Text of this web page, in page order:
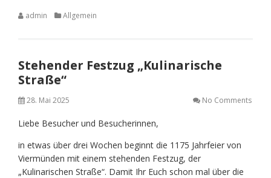
admin Allgemein
Stehender Festzug „Kulinarische
Straße“
28. Mai 2025 No Comments
Liebe Besucher und Besucherinnen,
in etwas über drei Wochen beginnt die 1175 Jahrfeier von
Viermünden mit einem stehenden Festzug, der
„Kulinarischen Straße“. Damit Ihr Euch schon mal über die